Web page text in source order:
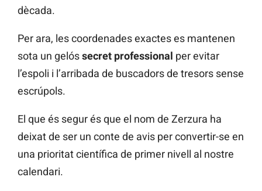
dècada.
Per ara, les coordenades exactes es mantenen
sota un gelóssecret professional per evitar
l’espoli i l’arribada de buscadors de tresors sense
escrúpols.
El que és segur és que el nom de Zerzura ha
deixat de ser un conte de avis per convertir-se en
una prioritat científica de primer nivell al nostre
calendari.